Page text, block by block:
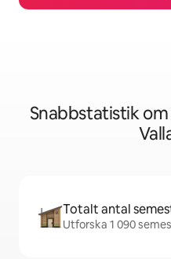
Snabbstatistik
Totalt antal
Utforska 1 090